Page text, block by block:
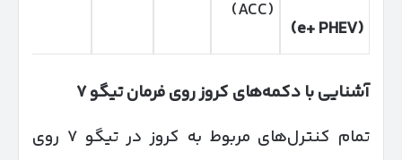
(e+ PHEV)
(ACC)
آشنایی با دکمه‌های کروز روی فرمان تیگو۷
تمام کنترل‌های مربوط به کروز در تیگو ۷ روی